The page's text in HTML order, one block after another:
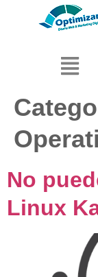
No
Linux